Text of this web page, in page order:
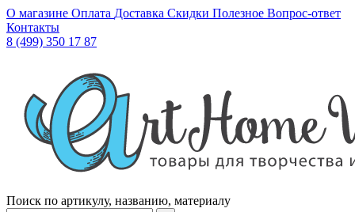
О магазине Оплата Доставка Скидки Полезное Вопрос-ответ
Контакты
8 (499) 350 17 87
Поиск по артикулу, названию, материалу